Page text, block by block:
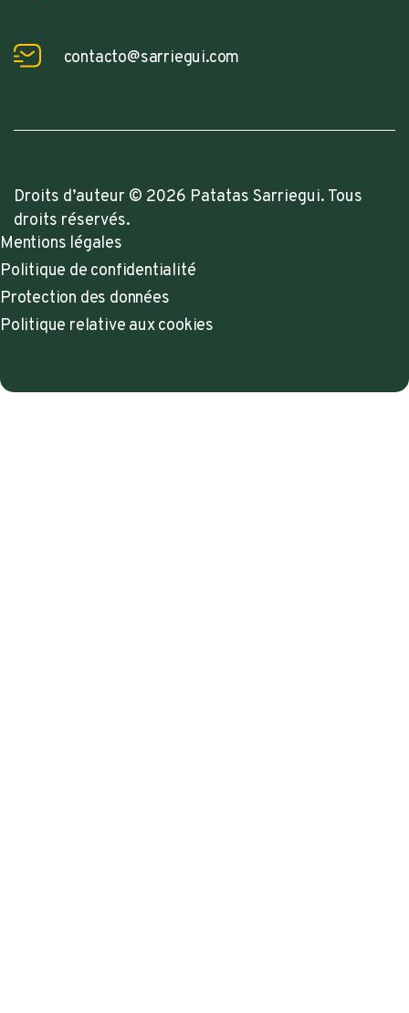
contacto@sarriegui.com
Droits d’auteur © 2026 Patatas Sarriegui. Tous
droits réservés.
Mentions légales
Politique de confidentialité
Protection des données
Politique relative aux cookies